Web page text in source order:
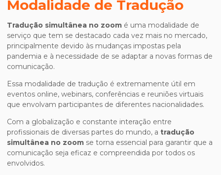
Modalidade de Tradução
Tradução simultânea no zoom é uma modalidade de
serviço que tem se destacado cada vez mais no mercado,
principalmente devido às mudanças impostas pela
pandemia e à necessidade de se adaptar a novas formas de
comunicação.
Essa modalidade de tradução é extremamente útil em
eventos online, webinars, conferências e reuniões virtuais
que envolvam participantes de diferentes nacionalidades.
Com a globalização e constante interação entre
profissionais de diversas partes do mundo, a tradução
simultânea no zoom se torna essencial para garantir que a
comunicação seja eficaz e compreendida por todos os
envolvidos.